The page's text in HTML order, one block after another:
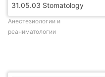
31.05.03 Stomatology
Анестезиологии и
реаниматологии